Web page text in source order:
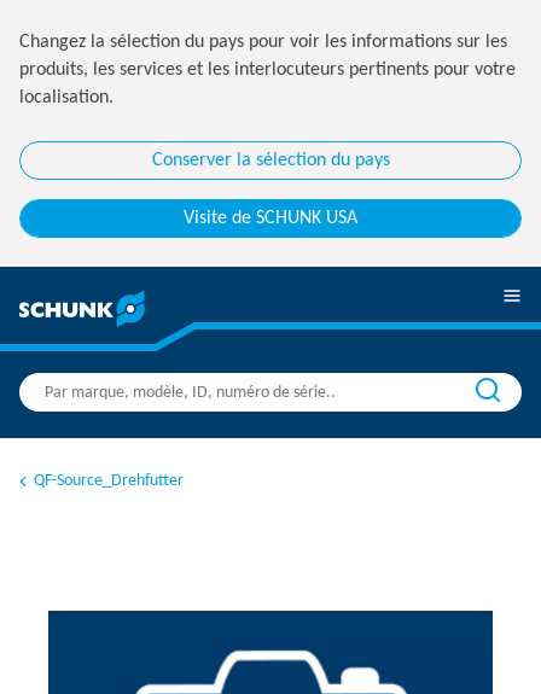
Changez la sélection du pays pour voir les informations sur les
produits, les services et les interlocuteurs pertinents pour votre
localisation.
Conserver la sélection du pays
Visite de SCHUNK USA
QF-Source_Drehfutter